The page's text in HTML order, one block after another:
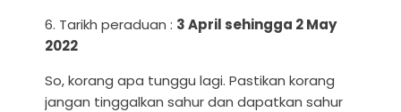
6. Tarikh peraduan : 3 April sehingga 2 May
2022
So, korang apa tunggu lagi. Pastikan korang
jangan tinggalkan sahur dan dapatkan sahur